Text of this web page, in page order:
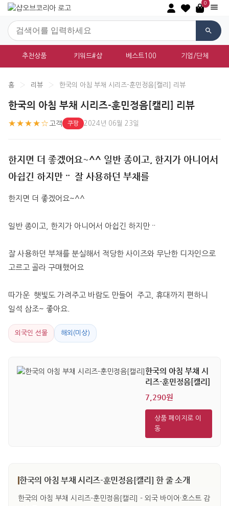
0
추천상품 키워드#샵 베스트100 기업/단체
홈 › 리뷰 › 한국의 아침 부채 시리즈-훈민정음[캘리] 리뷰
한국의 아침 부채 시리즈-훈민정음[캘리] 리뷰
★★★★☆ 고객 쿠팡 2024년 06월 23일
한지면 더 좋겠어요~^^ 일반 종이고, 한지가 아니어서
아쉽긴 하지만ᆢ 잘 사용하던 부채를
한지면 더 좋겠어요~^^
일반 종이고, 한지가 아니어서 아쉽긴 하지만ᆢ
잘 사용하던 부채를 분실해서 적당한 사이즈와 무난한 디자인으로
고르고 골라 구매했어요
따가운  햇빛도 가려주고 바람도 만들어  주고, 휴대까지 편하니
일석 삼조~ 좋아요.
외국인 선물 해외(미상)
한국의 아침 부채 시
리즈-훈민정음[캘리]
7,290원
상품 페이지로 이
동
한국의 아침 부채 시리즈-훈민정음[캘리] 한 줄 소개
한국의 아침 부채 시리즈-훈민정음[캘리] - 외국 바이어·호스트 감